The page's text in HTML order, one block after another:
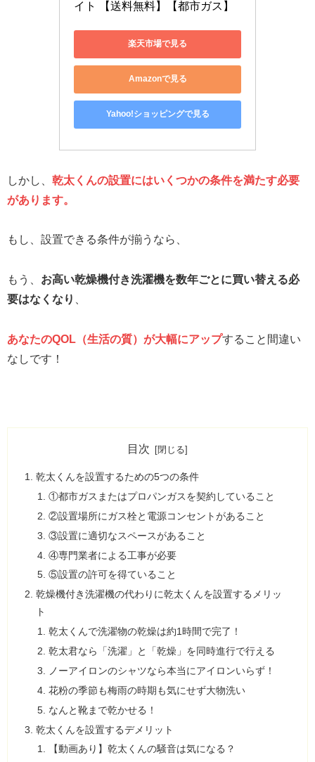
イト 【送料無料】【都市ガス】
楽天市場で見る
Amazonで見る
Yahoo!ショッピングで見る
しかし、 乾太くんの設置にはいくつかの条件を満たす必要
があります。
もし、設置できる条件が揃うなら、
もう、 お高い乾燥機付き洗濯機を数年ごとに買い替える必
要はなくなり
あなたのQOL（生活の質）が大幅にアップすること間違い
なしです！
目次
乾太くんを設置するための5つの条件
①都市ガスまたはプロパンガスを契約していること
②設置場所にガス栓と電源コンセントがあること
③設置に適切なスペースがあること
④専門業者による工事が必要
⑤設置の許可を得ていること
乾燥機付き洗濯機の代わりに乾太くんを設置するメリッ
ト
乾太くんで洗濯物の乾燥は約1時間で完了！
乾太君なら「洗濯」と「乾燥」を同時進行で行える
ノーアイロンのシャツなら本当にアイロンいらず！
花粉の季節も梅雨の時期も気にせず大物洗い
なんと靴まで乾かせる！
乾太くんを設置するデメリット
【動画あり】乾太くんの騒音は気になる？